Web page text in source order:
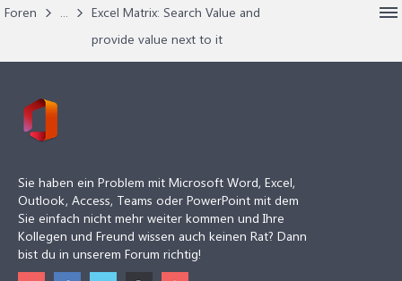
Foren ...
Excel Matrix: Search Value and
provide value next to it
Sie haben ein Problem mit Microsoft Word, Excel,
Outlook, Access, Teams oder PowerPoint mit dem
Sie einfach nicht mehr weiter kommen und Ihre
Kollegen und Freund wissen auch keinen Rat? Dann
bist du in unserem Forum richtig!